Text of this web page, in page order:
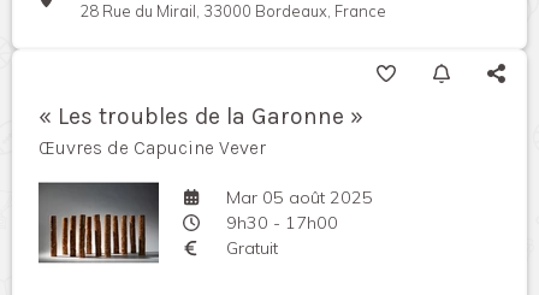
28 Rue du Mirail, 33000 Bordeaux, France
« Les troubles de la Garonne »
Œuvres de Capucine Vever
Mar 05 août 2025
9h30 - 17h00
Gratuit